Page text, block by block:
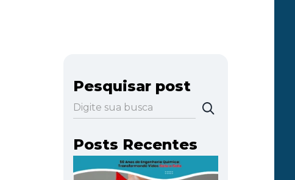
Pesquisar post
Posts Recentes